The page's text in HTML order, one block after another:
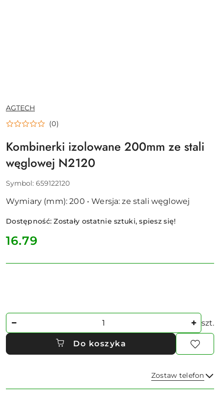
NAZWA
PRODUCENTA:
AGTECH
(0)
Kombinerki izolowane 200mm ze stali
węglowej N2120
Symbol: 659122120
Wymiary (mm): 200 • Wersja: ze stali węglowej
Dostępność:Zostały ostatnie sztuki, spiesz się!
cena:
16.79
Ilość szt.
Do koszyka
Zostaw telefon